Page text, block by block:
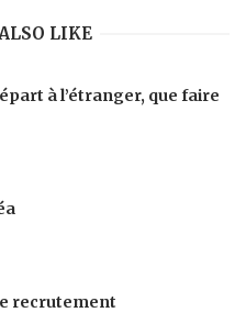
LIKE
à l’étranger, que faire
recrutement